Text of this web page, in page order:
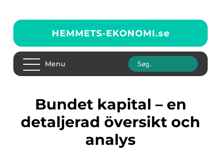
HEMMETS-EKONOMI.se
Menu
Bundet kapital – en
detaljerad översikt och
analys